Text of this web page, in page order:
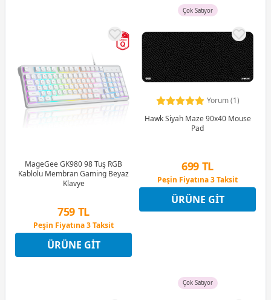
MageGee GK980 98 Tuş RGB
Kablolu Membran Gaming Beyaz
Klavye
759 TL
Peşin Fiyatına 3 Taksit
12 Ay x 89 TL taksitle
Peşin Fiyatına 3 Taksit
ÜRÜNE GIT
Çok Satıyor
Yorum (1)
Hawk Siyah Maze 90x40 Mouse
Pad
699 TL
Peşin Fiyatına 3 Taksit
12 Ay x 82 TL taksitle
Peşin Fiyatına 3 Taksit
ÜRÜNE GIT
Çok Satıyor